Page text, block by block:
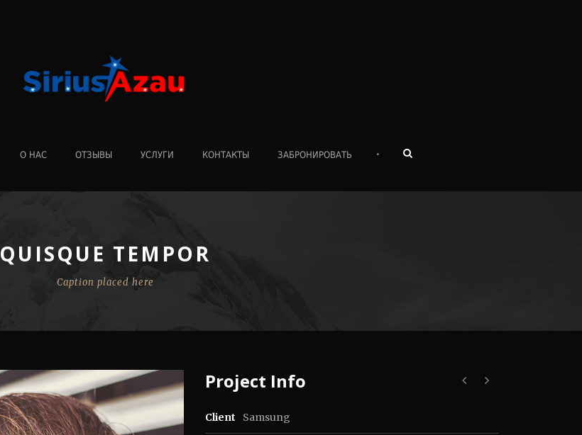
О НАС ОТЗЫВЫ УСЛУГИ КОНТАКТЫ ЗАБРОНИРОВАТЬ •
QUISQUE TEMPOR
Caption placed here
Project Info
Client Samsung